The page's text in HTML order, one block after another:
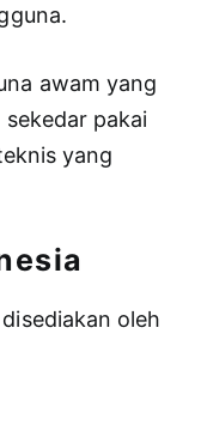
awam yang
pakai
yang
oleh